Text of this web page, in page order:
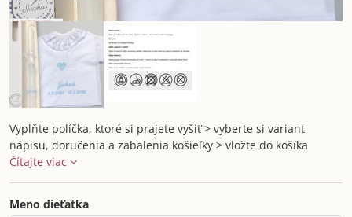
Vyplňte políčka, ktoré si prajete vyšiť > vyberte si variant
nápisu, doručenia a zabalenia košieľky > vložte do košíka
Čítajte viac
Meno dieťatka